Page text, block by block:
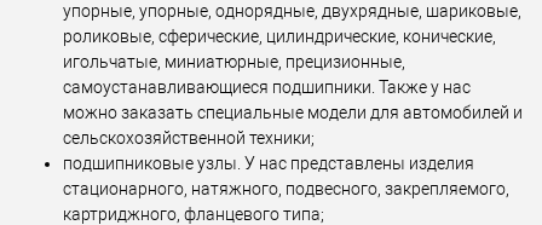
упорные, упорные, однорядные, двухрядные, шариковые,
роликовые, сферические, цилиндрические, конические,
игольчатые, миниатюрные, прецизионные,
самоустанавливающиеся подшипники. Также у нас
можно заказать специальные модели для автомобилей и
сельскохозяйственной техники;
подшипниковые узлы. У нас представлены изделия
стационарного, натяжного, подвесного, закрепляемого,
картриджного, фланцевого типа;